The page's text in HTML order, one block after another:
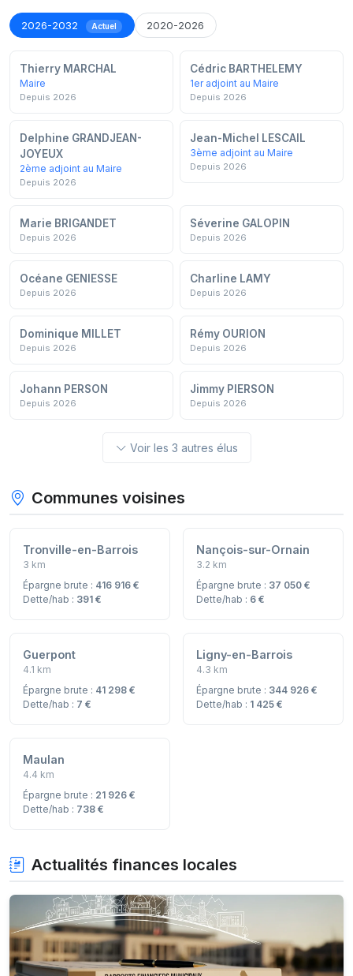
2026-2032 Actuel 2020-2026
Thierry MARCHAL
Maire
Depuis 2026
Cédric BARTHELEMY
1er adjoint au Maire
Depuis 2026
Delphine GRANDJEAN-
JOYEUX
2ème adjoint au Maire
Depuis 2026
Jean-Michel LESCAIL
3ème adjoint au Maire
Depuis 2026
Marie BRIGANDET
Depuis 2026
Séverine GALOPIN
Depuis 2026
Océane GENIESSE
Depuis 2026
Charline LAMY
Depuis 2026
Dominique MILLET
Depuis 2026
Rémy OURION
Depuis 2026
Johann PERSON
Depuis 2026
Jimmy PIERSON
Depuis 2026
Voir les 3 autres élus
Communes voisines
Tronville-en-Barrois
3 km
Épargne brute : 416 916 €
Dette/hab : 391 €
Nançois-sur-Ornain
3.2 km
Épargne brute : 37 050 €
Dette/hab : 6 €
Guerpont
4.1 km
Épargne brute : 41 298 €
Dette/hab : 7 €
Ligny-en-Barrois
4.3 km
Épargne brute : 344 926 €
Dette/hab : 1 425 €
Maulan
4.4 km
Épargne brute : 21 926 €
Dette/hab : 738 €
Actualités finances locales